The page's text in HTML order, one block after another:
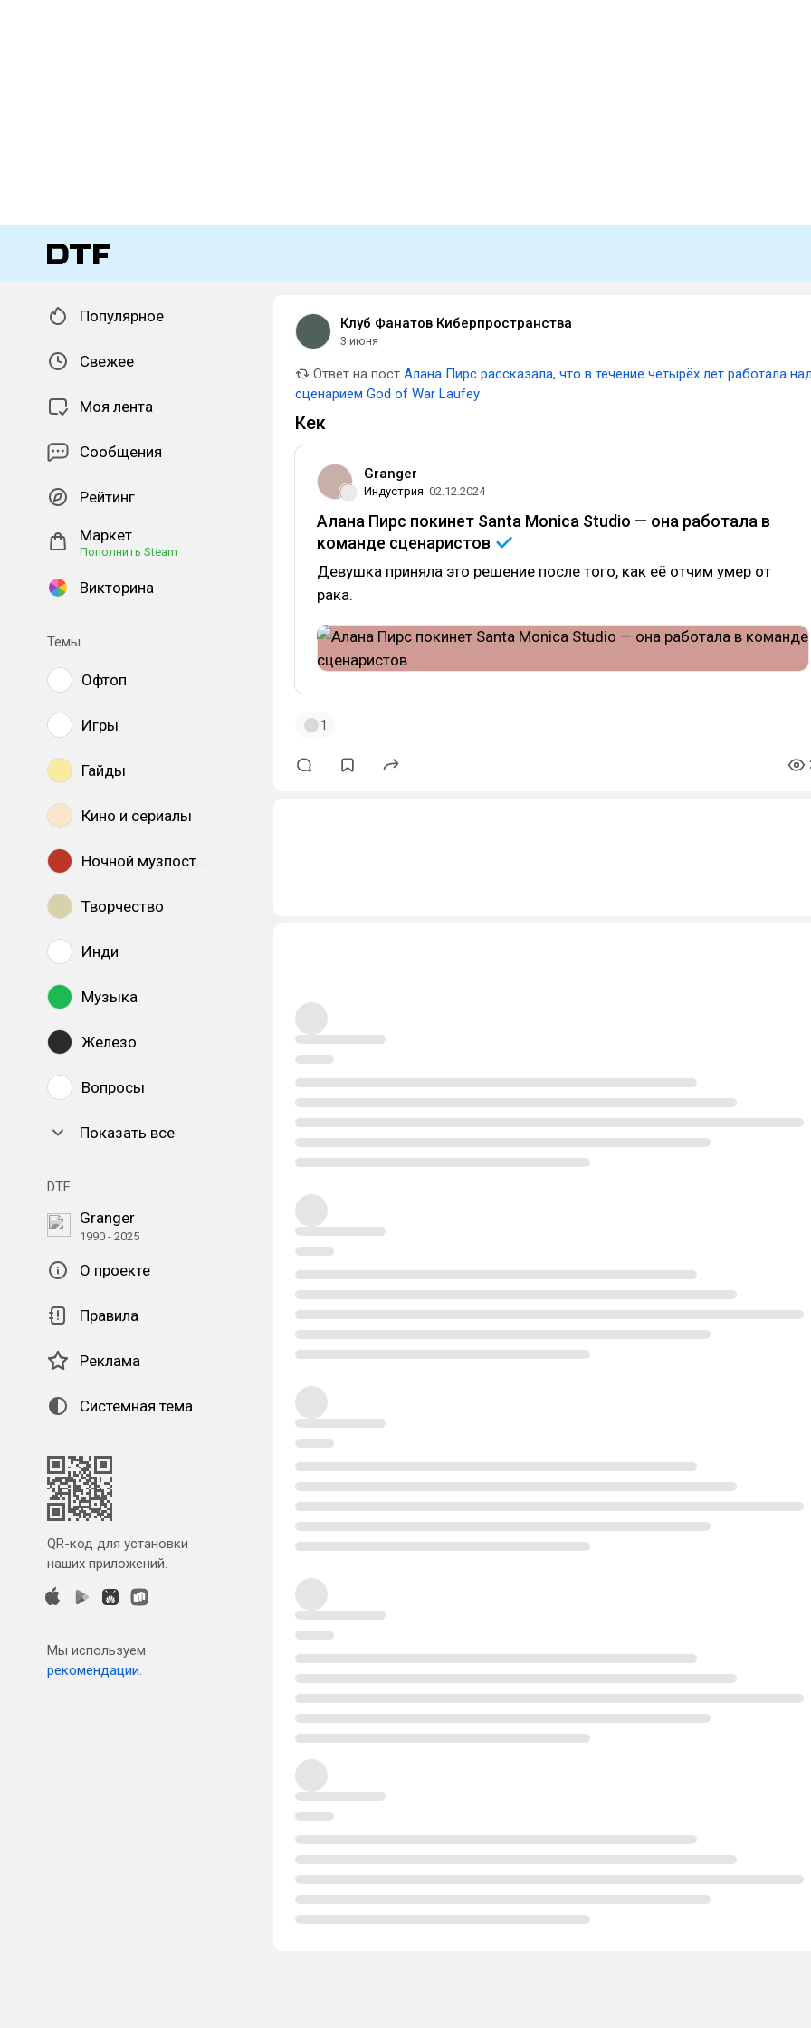
Популярное
Свежее
Моя лента
Сообщения
Рейтинг
Маркет
Пополнить Steam
Викторина
Темы
Офтоп
Игры
Гайды
Кино и сериалы
Ночной музпостинг
Творчество
Инди
Музыка
Железо
Вопросы
Показать все
DTF
Granger
1990 - 2025
О проекте
Правила
Реклама
Системная тема
QR-код для установки
наших приложений.
Мы используем
рекомендации.
Клуб Фанатов Киберпространства
3 июня
Ответ на пост Алана Пирс рассказала, что в течение четырёх лет работала
сценарием God of War Laufey
Кек
Granger
Индустрия 02.12.2024
Алана Пирс покинет Santa Monica Studio — она работала в
команде сценаристов
Девушка приняла это решение после того, как её отчим умер от
рака.
1